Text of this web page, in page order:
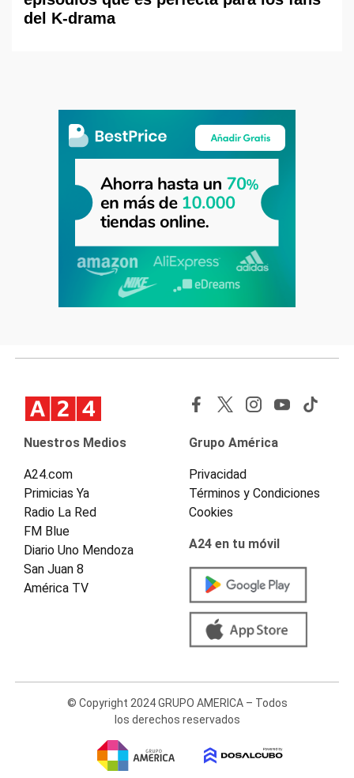
del K-drama
Nuestros Medios
A24.com
Primicias Ya
Radio La Red
FM Blue
Diario Uno Mendoza
San Juan 8
América TV
Grupo América
Privacidad
Términos y Condiciones
Cookies
A24 en tu móvil
© Copyright 2024 GRUPO AMERICA – Todos
los derechos reservados